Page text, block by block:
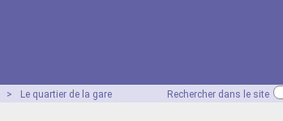
Rechercher dans le site
> Le quartier de la gare